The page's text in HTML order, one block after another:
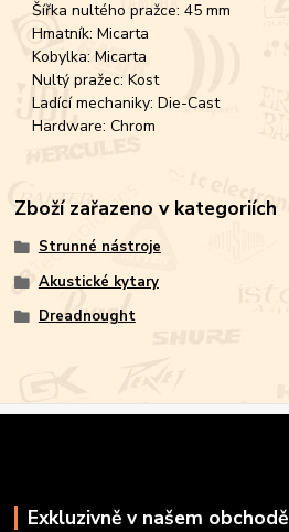
Šířka nultého pražce: 45 mm
Hmatník: Micarta
Kobylka: Micarta
Nultý pražec: Kost
Ladící mechaniky: Die-Cast
Hardware: Chrom
Zboží zařazeno v kategoriích
Strunné nástroje
Akustické kytary
Dreadnought
Exkluzivně v našem obchodě